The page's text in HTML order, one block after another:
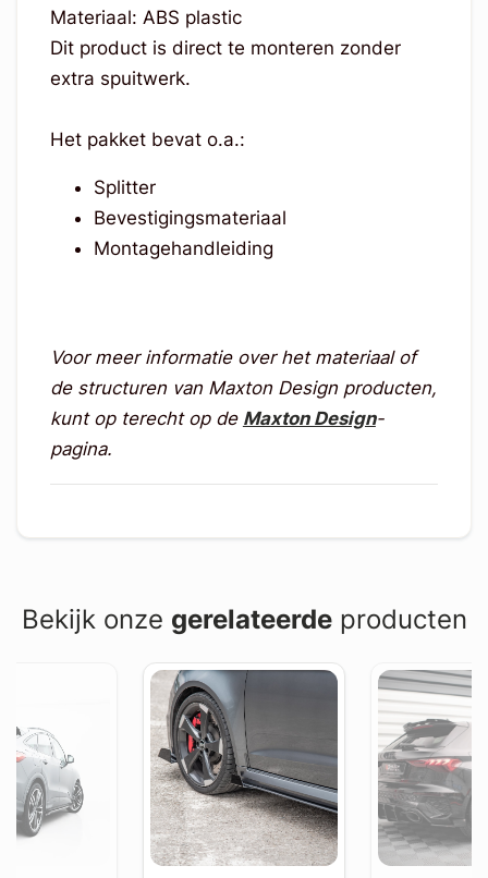
Materiaal: ABS plastic
Dit product is direct te monteren zonder
extra spuitwerk.
Het pakket bevat o.a.:
Splitter
Bevestigingsmateriaal
Montagehandleiding
Voor meer informatie over het materiaal of
de structuren van Maxton Design producten,
kunt op terecht op de Maxton Design-
pagina.
Bekijk onze gerelateerdeproducten